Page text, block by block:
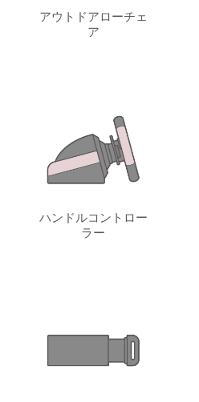
アウトドアローチェ
ア
ハンドルコントロー
ラー